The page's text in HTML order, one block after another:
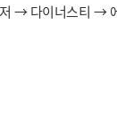
저 → 다이너스티